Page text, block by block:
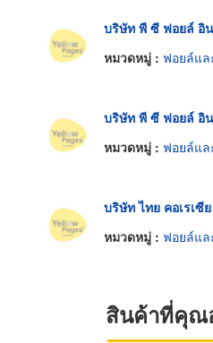
บริษัท พี ซี ฟอยล์ อิ
หมวดหมู่ : ฟอยล์แ
บริษัท พี ซี ฟอยล์ อิ
หมวดหมู่ : ฟอยล์แ
บริษัท ไทย คอเรเซี
หมวดหมู่ : ฟอยล์แ
สินค้าที่คุณ